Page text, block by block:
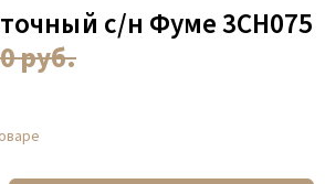
с/н Фуме 3СН075
руб.